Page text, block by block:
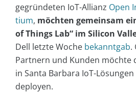
gegründeten IoT-Allianz Open
tium, möchten gemeinsam
of Things Lab“ im Silicon
Dell letzte Woche bekanntgab.
Partnern und Kunden möchte
in Santa Barbara IoT-
deployen.